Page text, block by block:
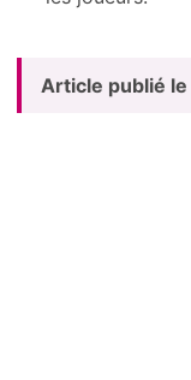
Article publié le